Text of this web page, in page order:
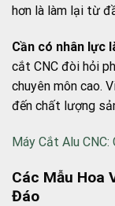
hơn là làm lại từ
Cần có nhân lực
cắt CNC đòi hỏi
chuyên môn cao.
đến chất lượng
Máy Cắt Alu CNC:
Các Mẫu Hoa
Đáo